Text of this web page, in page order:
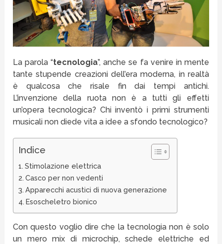
La parola “tecnologia”, anche se fa venire in mente
tante stupende creazioni dell’era moderna, in realtà
è qualcosa che risale fin dai tempi antichi.
L’invenzione della ruota non è a tutti gli effetti
un’opera tecnologica? Chi inventò i primi strumenti
musicali non diede vita a idee a sfondo tecnologico?
Indice
Stimolazione elettrica
Casco per non vedenti
Apparecchi acustici di nuova generazione
Esoscheletro bionico
Con questo voglio dire che la tecnologia non è solo
un mero mix di microchip, schede elettriche ed